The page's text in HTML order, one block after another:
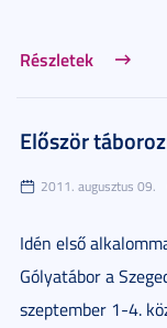
Részletek
Először
2011. augusztus 09.
Idén első
Gólyatábor a
szeptember 1-4.